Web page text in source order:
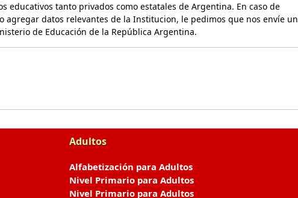
educativos tanto privados como estatales de Argentina. En caso de
datos relevantes de la Institucion, le pedimos que nos envíe un
de Educación de la República Argentina.
Adultos
Alfabetización para Adultos
Nivel Primario para Adultos
Nivel Primario para Adultos